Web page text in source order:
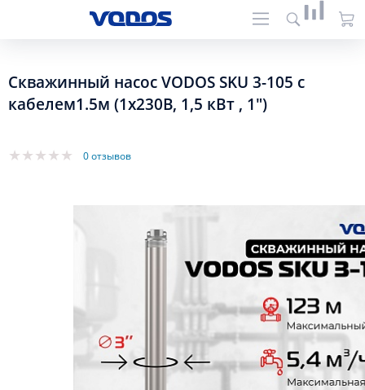
Скважинный насос VODOS SKU 3-105 с
кабелем1.5м (1х230В, 1,5 кВт , 1")
0 отзывов